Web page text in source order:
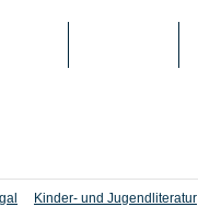
Kinder- und Jugendliteratur